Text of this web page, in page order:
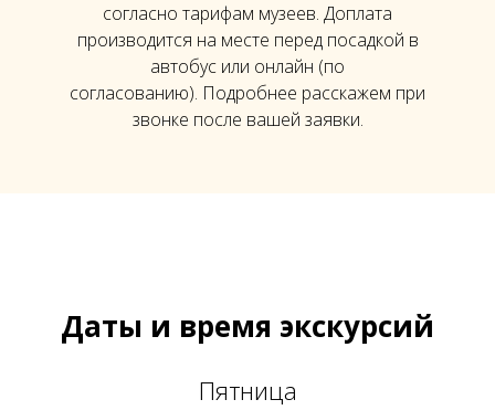
согласно тарифам музеев. Доплата
производится на месте перед посадкой в
автобус или онлайн (по
согласованию). Подробнее расскажем при
звонке после вашей заявки.
Даты и время экскурсий
Пятница